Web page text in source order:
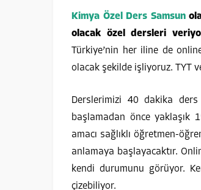
Kimya Özel Ders Samsun
olacak özel dersleri
Türkiye’nin her iline de
olacak şekilde işliyoruz. TYT
Derslerimizi 40 dakika
başlamadan önce yaklaşık
amacı sağlıklı öğretmen-
anlamaya başlayacaktır.
kendi durumunu görüyor.
çizebiliyor.